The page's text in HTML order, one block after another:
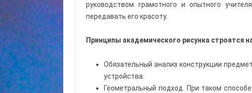
руководством грамотного и опытного
передавать его красоту.
Принципы академического рисунка строятся
Обязательный анализ конструкции
устройства.
Геометральный подход. При таком